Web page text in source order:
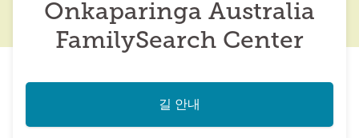
Onkaparinga Australia
FamilySearch Center
길 안내